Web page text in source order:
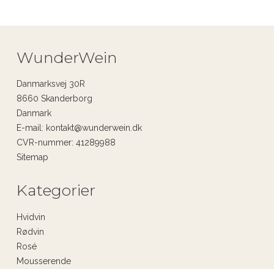
WunderWein
Danmarksvej 30R
8660 Skanderborg
Danmark
E-mail: kontakt@wunderwein.dk
CVR-nummer: 41289988
Sitemap
Kategorier
Hvidvin
Rødvin
Rosé
Mousserende